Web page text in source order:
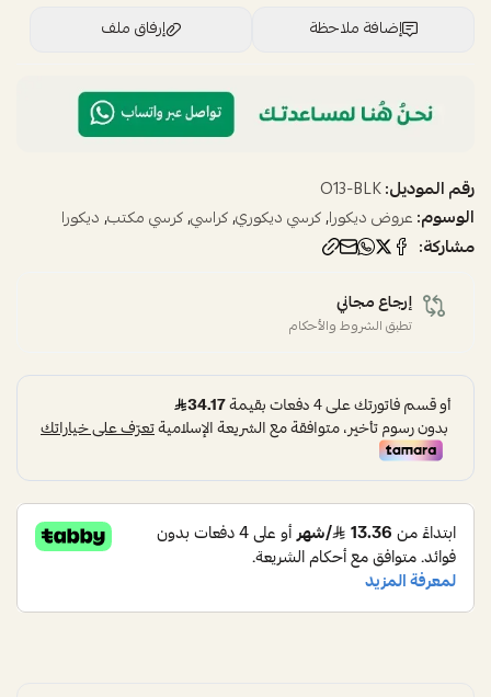
إضافة ملاحظة
إرفاق ملف
اسحب و افلت الملف هنا
رقم الموديل:O13-BLK
الوسوم:عروض ديكورا,كرسي ديكوري,كراسي,كرسي مكتب,ديكورا
مشاركة:
إرجاع مجاني
تطبق الشروط والأحكام